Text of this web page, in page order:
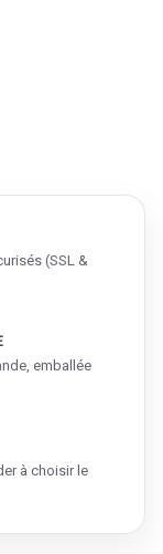
(SSL &
emballée
à choisir le